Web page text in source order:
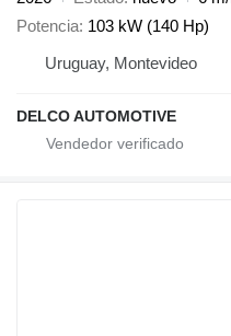
Potencia 103 kW (140 Hp)
Uruguay, Montevideo
DELCO AUTOMOTIVE